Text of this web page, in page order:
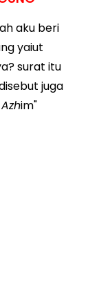
aku beri
yaiut
surat itu
juga
im"